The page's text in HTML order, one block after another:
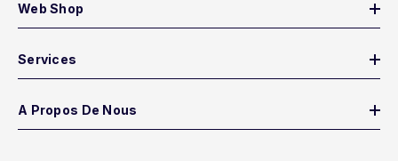
Web Shop
Services
A Propos De Nous